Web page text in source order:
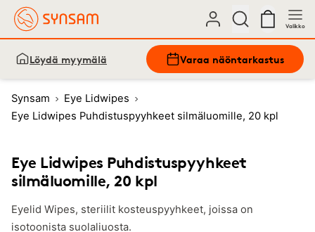
Valikko
Löydä myymälä Varaa näöntarkastus
Synsam
Eye Lidwipes
Eye Lidwipes Puhdistuspyyhkeet silmäluomille, 20 kpl
Eye Lidwipes Puhdistuspyyhkeet
silmäluomille, 20 kpl
Eyelid Wipes, steriilit kosteuspyyhkeet, joissa on
isotoonista suolaliuosta.